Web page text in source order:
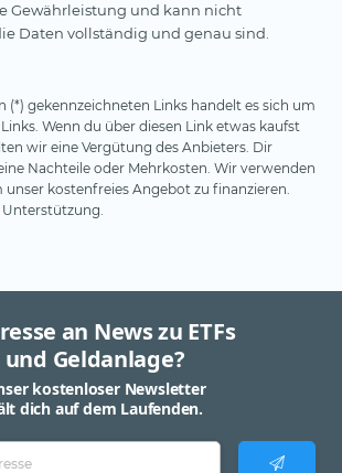
Gewährleistung und kann nicht
Daten vollständig und genau sind.
(*) gekennzeichneten Links handelt es sich um
Wenn du über diesen Link etwas kaufst
wir eine Vergütung des Anbieters. Dir
Nachteile oder Mehrkosten. Wir verwenden
unser kostenfreies Angebot zu finanzieren.
Unterstützung.
an News zu ETFs
und Geldanlage?
kostenloser Newsletter
dich auf dem Laufenden.